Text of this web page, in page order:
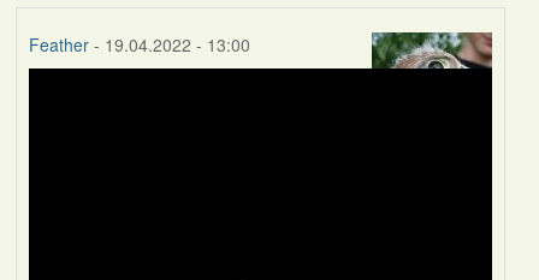
Feather- 19.04.2022 - 13:00